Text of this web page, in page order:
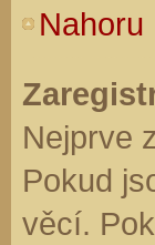
Nahoru
Nejprve
Pokud
věcí.